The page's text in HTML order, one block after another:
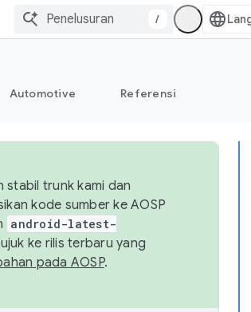
/
Automotive Referensi
stabil trunk kami dan
kode sumber ke AOSP
android-latest-
ke rilis terbaru yang
pada AOSP.